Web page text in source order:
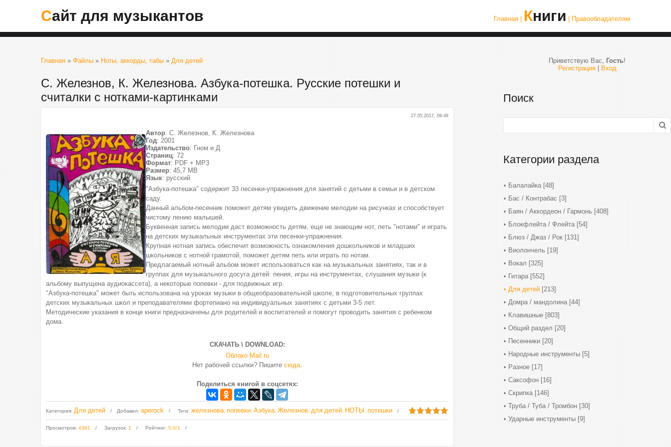
Сайт для музыкантов Главная | Книги | Правообладателям
Главная » Файлы » Ноты, аккорды, табы » Для детей
С. Железнов, К. Железнова. Азбука-потешка. Русские потешки и
считалки с нотками-картинками
27.05.2017, 09:49
Автор: С. Железнов, К. Железнова
Год: 2001
Издательство: Гном и Д
Страниц: 72
Формат: PDF + MP3
Размер: 45,7 МВ
Язык: русский
"Азбука-потешка" содержит 33 песенки-упражнения для занятий с детьми в семьи и в детском
саду.
Данный альбом-песенник поможет детям увидеть движение мелодии на рисунках и способствует
чистому пению малышей.
Буквенная запись мелодии даст возможность детям, еще не знающим нот, петь "нотами" и играть
на детских музыкальных инструментах эти песенки-упражнения.
Крупная нотная запись обеспечит возможность ознакомления дошкольников и младших
школьников с нотной грамотой, поможет детям петь или играть по нотам.
Предлагаемый нотный альбом может использоваться как на музыкальных занятиях, так и в
группах для музыкального досуга детей: пения, игры на инструментах, слушания музыки (к
альбому выпущена аудиокассета), а некоторые попевки - для подвижных игр.
"Азбука-потешка" может быть использована на уроках музыки в общеобразовательной школе, в подготовительных группах
детских музыкальных школ и преподавателями фортепиано на индивидуальных занятиях с детьми 3-5 лет.
Методические указания в конце книги предназначены для родителей и воспитателей и помогут проводить занятия с ребенком
дома.
СКАЧАТЬ \ DOWNLOAD:
Облако Mail.ru
Нет рабочей ссылки? Пишите сюда.
Поделиться книгой в соцсетях:
Категория: Для детей Добавил: aperock Теги: железнова попевки Азбука Железнов для детей НОТЫ потешки
Просмотров: 4391 Загрузок: 1 Рейтинг: 5.0/1
Приветствую Вас, Гость!
Регистрация| Вход
Поиск
Категории раздела
Балалайка [48]
Бас / Контрабас [3]
Баян / Аккордеон / Гармонь [408]
Блокфлейта / Флейта [54]
Блюз / Джаз / Рок [131]
Виолончель [19]
Вокал [325]
Гитара [552]
Для детей [213]
Домра / мандолина [44]
Клавишные [803]
Общий раздел [20]
Песенники [20]
Народные инструменты [5]
Разное [17]
Саксофон [16]
Скрипка [146]
Труба / Туба / Тромбон [30]
Ударные инструменты [9]